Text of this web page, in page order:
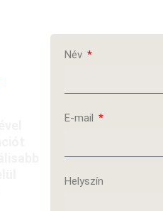
Név
E-mail
Helyszín